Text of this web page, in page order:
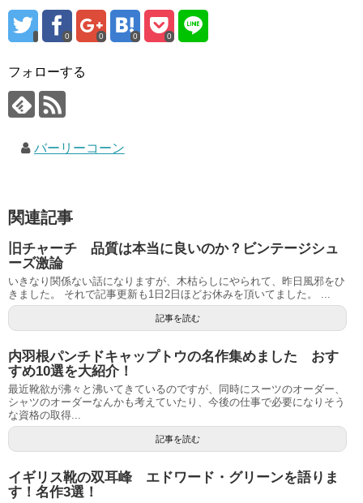
0 0 0 0
フォローする
バーリーコーン
関連記事
旧チャーチ 品質は本当に良いのか？ビンテージシュ
ーズ激論
いきなり関係ない話になりますが、木枯らしにやられて、昨日風邪をひ
きました。 それで記事更新も1日2日ほどお休みを頂いてました。 ...
記事を読む
内羽根パンチドキャップトウの名作集めました おす
すめ10選を大紹介！
最近靴欲が沸々と沸いてきているのですが、同時にスーツのオーダー、
シャツのオーダーなんかも考えていたり、今後の仕事で必要になりそう
な資格の取得...
記事を読む
イギリス靴の双耳峰 エドワード・グリーンを語りま
す！名作3選！